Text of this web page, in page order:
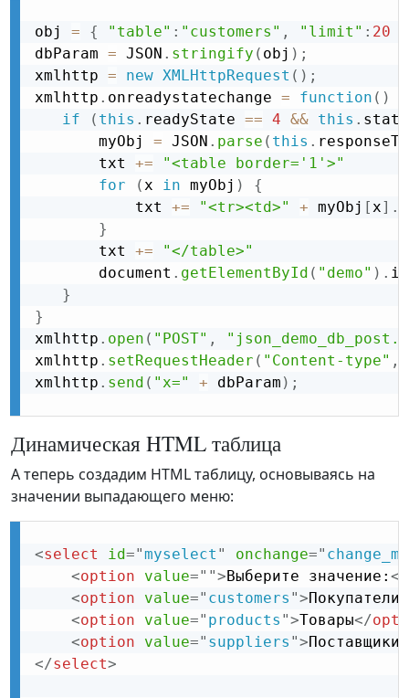
obj = { "table" : "customers" , "limit" : 20
dbParam = JSON . stringify ( obj ) ;
xmlhttp = new XMLHttpRequest ( ) ;
xmlhttp . onreadystatechange = function ( )
if
( this . readyState == 4 && this .
       myObj
= JSON . parse ( this .
       txt
+=
"<table border='1'>"
for
(x in myObj )
{
           txt
+= "<tr><td>" + myObj [x] .
}
       txt
+=
"</table>"
       document
. getElementById ( "demo" ) .
}
}
xmlhttp . open ( "POST" ,
xmlhttp . setRequestHeader ( "Content-type" ,
xmlhttp . send ( "x=" + dbParam ) ;
Динамическая HTML таблица
А теперь создадим HTML таблицу, основываясь на
значении выпадающего меню:
<select id="myselect " onchange="
<option value=" ">Выберите значение: </
<option value=" customers ">Покупатели
<option value=" products ">Товары</
<option value=" suppliers ">Поставщики
</select>